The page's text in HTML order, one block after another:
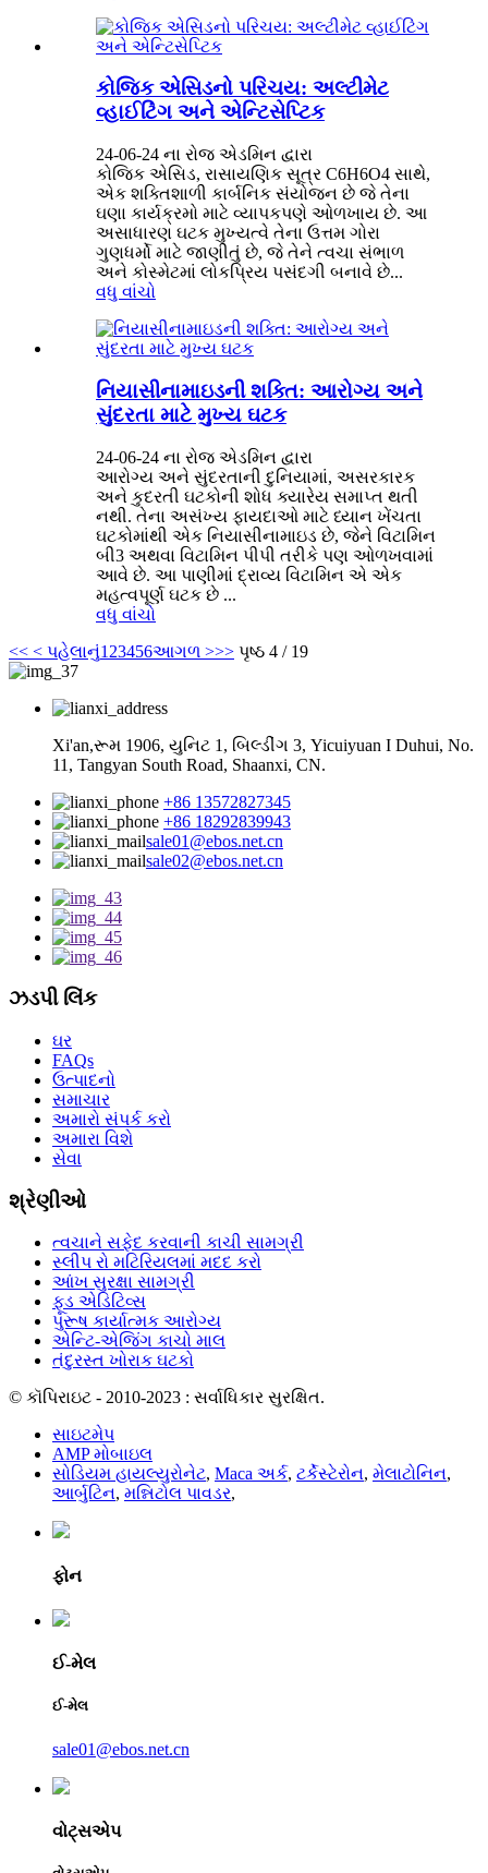
કોજિક એસિડનો પરિચય: અલ્ટીમેટ
વ્હાઈટિંગ અને એન્ટિસેપ્ટિક
24-06-24 ના રોજ એડમિન દ્વારા
કોજિક એસિડ, રાસાયણિક સૂત્ર C6H6O4 સાથે,
એક શક્તિશાળી કાર્બનિક સંયોજન છે જે તેના
ઘણા કાર્યક્રમો માટે વ્યાપકપણે ઓળખાય છે. આ
અસાધારણ ઘટક મુખ્યત્વે તેના ઉત્તમ ગોરા
ગુણધર્મો માટે જાણીતું છે, જે તેને ત્વચા સંભાળ
અને કોસ્મેટમાં લોકપ્રિય પસંદગી બનાવે છે...
વધુ વાંચો
નિયાસીનામાઇડની શક્તિ: આરોગ્ય અને
સુંદરતા માટે મુખ્ય ઘટક
24-06-24 ના રોજ એડમિન દ્વારા
આરોગ્ય અને સુંદરતાની દુનિયામાં, અસરકારક
અને કુદરતી ઘટકોની શોધ ક્યારેય સમાપ્ત થતી
નથી. તેના અસંખ્ય ફાયદાઓ માટે ધ્યાન ખેંચતા
ઘટકોમાંથી એક નિયાસીનામાઇડ છે, જેને વિટામિન
બી3 અથવા વિટામિન પીપી તરીકે પણ ઓળખવામાં
આવે છે. આ પાણીમાં દ્રાવ્ય વિટામિન એ એક
મહત્વપૂર્ણ ઘટક છે ...
વધુ વાંચો
<< < પહેલાનું1 23456આગળ >>> પૃષ્ઠ 4 / 19
Xi'an,રૂમ 1906, યુનિટ 1, બિલ્ડીંગ 3, Yicuiyuan I Duhui, No.
11, Tangyan South Road, Shaanxi, CN.
+86 13572827345
+86 18292839943
sale01@ebos.net.cn
sale02@ebos.net.cn
ઝડપી લિંક
ઘર
FAQs
ઉત્પાદનો
સમાચાર
અમારો સંપર્ક કરો
અમારા વિશે
સેવા
શ્રેણીઓ
ત્વચાને સફેદ કરવાની કાચી સામગ્રી
સ્લીપ રો મટિરિયલમાં મદદ કરો
આંખ સુરક્ષા સામગ્રી
ફૂડ એડિટિવ્સ
પુરૂષ કાર્યાત્મક આરોગ્ય
એન્ટિ-એજિંગ કાચો માલ
તંદુરસ્ત ખોરાક ઘટકો
© કૉપિરાઇટ - 2010-2023 : સર્વાધિકાર સુરક્ષિત.
સાઇટમેપ
AMP મોબાઇલ
સોડિયમ હાયલ્યુરોનેટ, Maca અર્ક, ટર્કેસ્ટેરોન, મેલાટોનિન,
આર્બુટિન, મન્નિટોલ પાવડર,
ફોન
ઈ-મેલ
ઈ-મેલ
sale01@ebos.net.cn
વોટ્સએપ